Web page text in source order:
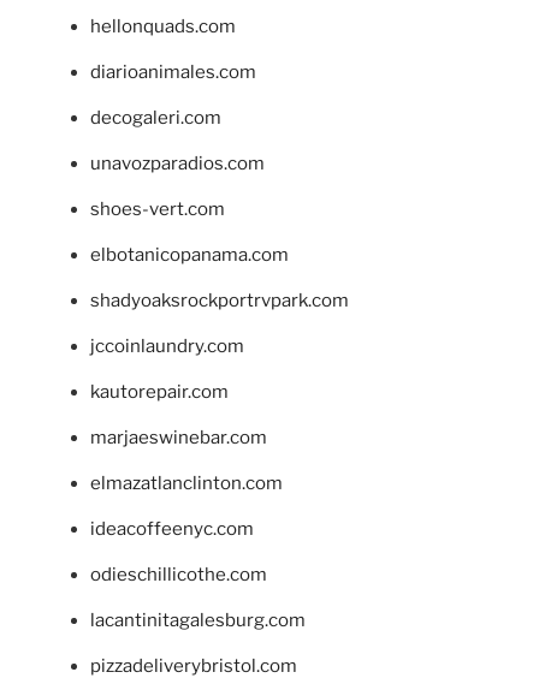
hellonquads.com
diarioanimales.com
decogaleri.com
unavozparadios.com
shoes-vert.com
elbotanicopanama.com
shadyoaksrockportrvpark.com
jccoinlaundry.com
kautorepair.com
marjaeswinebar.com
elmazatlanclinton.com
ideacoffeenyc.com
odieschillicothe.com
lacantinitagalesburg.com
pizzadeliverybristol.com